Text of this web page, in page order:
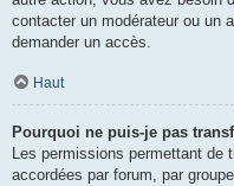
contacter un modérateur ou un
demander un accès.
Haut
Pourquoi ne puis-je pas
Les permissions permettant de
accordées par forum, par